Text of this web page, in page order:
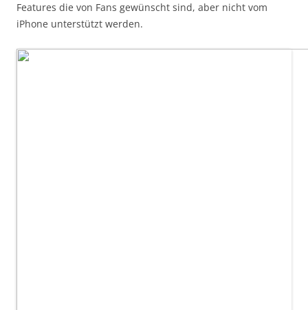
Features die von Fans gewünscht sind, aber nicht vom
iPhone unterstützt werden.